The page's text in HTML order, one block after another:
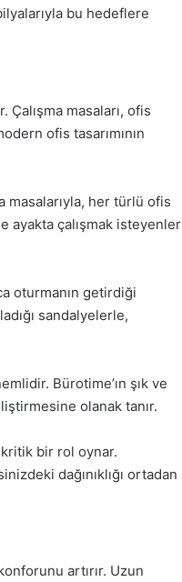
bu hedeflere
masaları, ofis
ofis tasarımının
masalarıyla, her türlü ofis
ayakta çalışmak isteyenler
oturmanın getirdiği
sandalyelerle,
Bürotime’ın şık ve
olanak tanır.
bir rol oynar.
dağınıklığı ortadan
artırır. Uzun